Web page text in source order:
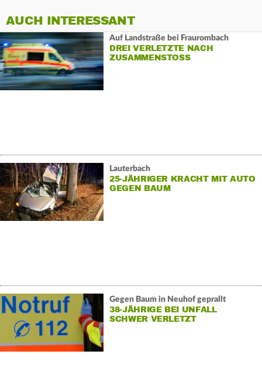
AUCH INTERESSANT
Auf Landstraße bei Fraurombach
DREI VERLETZTE NACH
ZUSAMMENSTOSS
Lauterbach
25-JÄHRIGER KRACHT MIT AUTO
GEGEN BAUM
Gegen Baum in Neuhof geprallt
38-JÄHRIGE BEI UNFALL
SCHWER VERLETZT